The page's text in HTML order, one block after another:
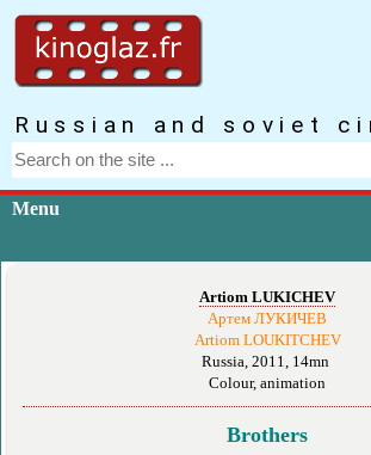
Russian and soviet
Menu
Artiom LUKICHEV
Артем ЛУКИЧЕВ
Artiom LOUKITCHEV
Russia, 2011, 14mn
Colour, animation
Brothers